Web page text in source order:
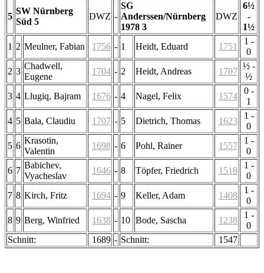
5
SW Nürnberg
Süd 5
DWZ -
SG
Anderssen/Nürnberg
1978 3
DWZ
6½
-
1½
1 2 Meulner, Fabian 1756 - 1 Heidt, Eduard 1751
1 -
0
2 3
Chadwell,
Eugene
1704 - 2 Heidt, Andreas 1707
½ -
½
3 4 Llugiq, Bajram 1676 - 4 Nagel, Felix 1574
0 -
1
4 5 Bala, Claudiu 1707 - 5 Dietrich, Thomas 1623
1 -
0
5 6
Krasotin,
Valentin
1698 - 6 Pohl, Rainer 1557
1 -
0
6 7
Babichev,
Vyacheslav
1646 - 8 Töpfer, Friedrich 1518
1 -
0
7 8 Kirch, Fritz 1694 - 9 Keller, Adam 1408
1 -
0
8 9 Berg, Winfried 1638 - 10 Bode, Sascha 1238
1 -
0
Schnitt:
1689 - Schnitt: 1547